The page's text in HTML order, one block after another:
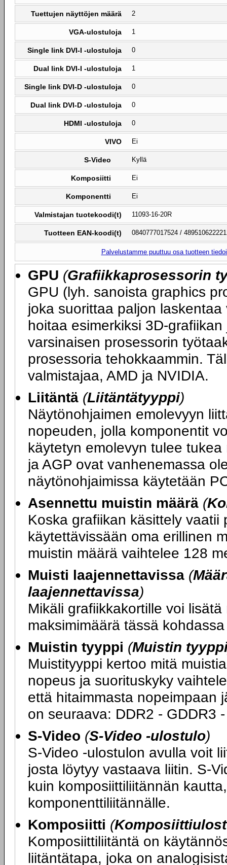
Tuettujen näyttöjen määrä 2
VGA-ulostuloja 1
Single link DVI-I -ulostuloja 0
Dual link DVI-I -ulostuloja 1
Single link DVI-D -ulostuloja 0
Dual link DVI-D -ulostuloja 0
HDMI -ulostuloja 0
VIVO Ei
S-Video Kyllä
Komposiitti Ei
Komponentti Ei
Valmistajan tuotekoodi(t) 11093-16-20R
Tuotteen EAN-koodi(t) 0840777017524 /
Palvelustamme puuttuu osa tuotteen
GPU (Grafiikkaprosessorin
GPU (lyh. sanoista graphics
joka suorittaa paljon
hoitaa esimerkiksi 3D-
varsinaisen prosessorin
prosessoria tehokkaammin.
valmistajaa, AMD ja NVIDIA.
Liitäntä (Liitäntätyyppi)
Näytönohjaimen emolevyyn
nopeuden, jolla komponentit
käytetyn emolevyn tulee
ja AGP ovat vanhenemassa
näytönohjaimissa käytetään
Asennettu muistin määrä (
Koska grafiikan käsittely
käytettävissään oma erillinen
muistin määrä vaihtelee 128
Muisti laajennettavissa (
laajennettavissa)
Mikäli grafiikkakortille voi
maksimimäärä tässä
Muistin tyyppi (Muistin
Muistityyppi kertoo mitä
nopeus ja suorituskyky
että hitaimmasta nopeimpaan
on seuraava: DDR2 - GDDR3
S-Video (S-Video -ulostulo)
S-Video -ulostulon avulla voit
josta löytyy vastaava liitin. S-
kuin komposiittiliitännän
komponenttiliitännälle.
Komposiitti (
Komposiittiliitäntä on
liitäntätapa, joka on